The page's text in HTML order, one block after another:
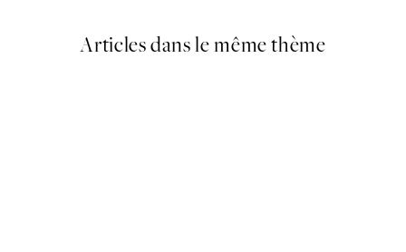
Articles dans le même thème